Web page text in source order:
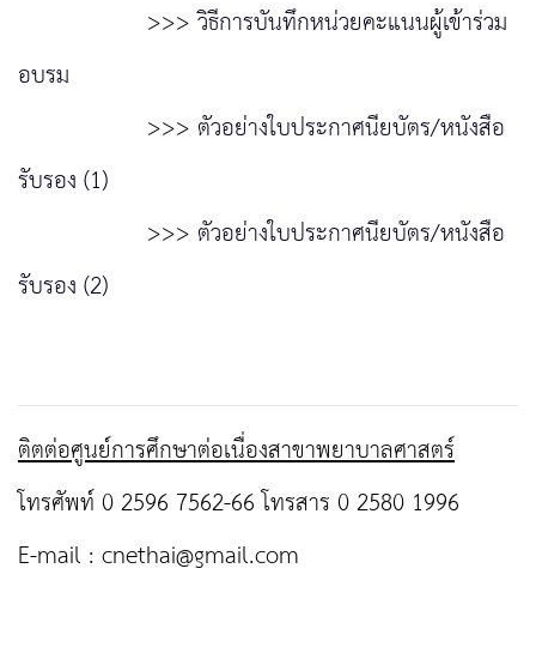
>>>วิธีการบันทึกหน่วยคะแนนผู้เข้าร่วม
อบรม
>>> ตัวอย่างใบประกาศนียบัตร/หนังสือ
รับรอง (1)
>>> ตัวอย่างใบประกาศนียบัตร/หนังสือ
รับรอง (2)
ติตต่อศูนย์การศึกษาต่อเนื่องสาขาพยาบาลศาสตร์
โทรศัพท์ 0 2596 7562-66 โทรสาร 0 2580 1996
E-mail : cnethai@gmail.com